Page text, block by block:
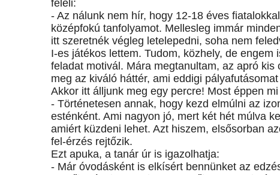
feleli:
- Az nálunk nem hír, hogy 12-18 éves
középfokú tanfolyamot. Mellesleg immár
itt szeretnék végleg letelepedni, soha nem
I-es játékos lettem. Tudom, közhely, de
feladat motivál. Mára megtanultam, az apró
meg az kiváló háttér, ami eddigi
Akkor itt álljunk meg egy percre! Most éppen
- Történetesen annak, hogy kezd elmúlni az
esténként. Ami nagyon jó, mert két hét múlva
amiért küzdeni lehet. Azt hiszem, elsősorban
fel-érzés rejtőzik.
Ezt apuka, a tanár úr is igazolhatja:
- Már óvodásként is elkísért bennünket az